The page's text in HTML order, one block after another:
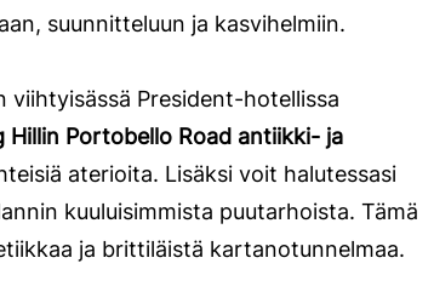
suunnitteluun ja kasvihelmiin.
viihtyisässä President-hotellissa
Portobello Road antiikki- ja
aterioita. Lisäksi voit halutessasi
kuuluisimmista puutarhoista. Tämä
ja brittiläistä kartanotunnelmaa.